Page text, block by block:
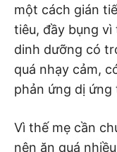
một cách gián
tiêu, đầy bụng
dinh dưỡng có
quá nhạy cảm,
phản ứng dị ứng
Vì thế mẹ cần
nên ăn quá